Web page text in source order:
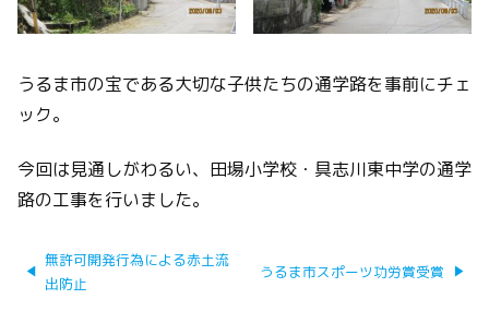
うるま市の宝である大切な子供たちの通学路を事前にチェ
ック。
今回は見通しがわるい、田場小学校・具志川東中学の通学
路の工事を行いました。
投
稿
ナ
無許可開発行為による赤土流
出防止
うるま市スポーツ功労賞受賞